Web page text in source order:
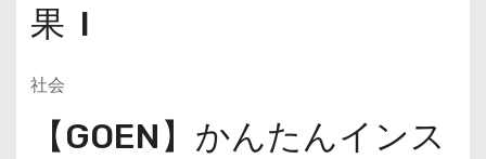
果 I
社会
【GOEN】かんたんインス